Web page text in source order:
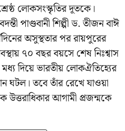
লোকসংস্কৃতির দূতকে।
পাণ্ডবানী শিল্পী ড. তীজন বাঈ
অসুস্থতার পর রায়পুরের
৭০ বছর বয়সে শেষ নিঃশ্বাস
দিয়ে ভারতীয় লোকঐতিহ্যের
ঘটল। তবে তাঁর রেখে যাওয়া
উত্তরাধিকার আগামী প্রজন্মকে